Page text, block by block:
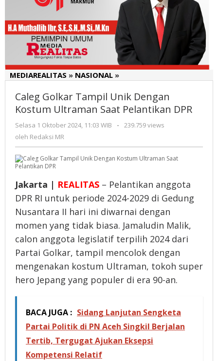
MEDIAREALITAS » NASIONAL »
Tampil
Unik
Kostum
Saat
Pelantikan
Caleg Golkar Tampil Unik Dengan
Kostum Ultraman Saat Pelantikan DPR
Selasa 1 Oktober 2024, 11:03 WIB
oleh
-
239.759 views
oleh Redaksi MR
Jakarta | REALITAS – Pelantikan anggota
DPR RI untuk periode 2024-2029 di Gedung
Nusantara II hari ini diwarnai dengan
momen yang tidak biasa. Jamaludin Malik,
calon anggota legislatif terpilih 2024 dari
Partai Golkar, tampil mencolok dengan
mengenakan kostum Ultraman, tokoh super
hero Jepang yang populer di era 90-an.
BACA JUGA : Sidang Lanjutan Sengketa
Partai Politik di PN Aceh Singkil Berjalan
Tertib, Tergugat Ajukan Eksepsi
Kompetensi Relatif